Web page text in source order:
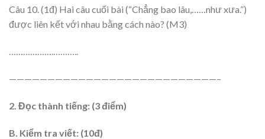
Câu 10. (1đ) Hai câu cuối bài (“Chẳng bao lâu,……như xưa.”)
được liên kết với nhau bằng cách nào? (M3)
……………….………..
———————————————————————————–
2. Đọc thành tiếng: (3 điểm)
B. Kiểm tra viết: (10đ)